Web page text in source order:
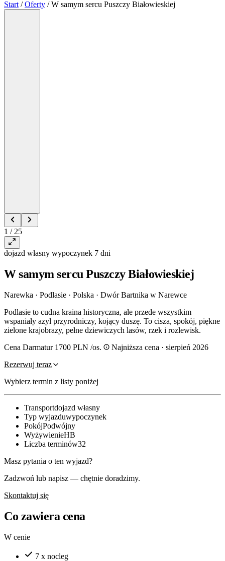
Start / Oferty / W samym sercu Puszczy Białowieskiej
1 / 25
dojazd własny wypoczynek 7 dni
W samym sercu Puszczy Białowieskiej
Narewka · Podlasie · Polska · Dwór Bartnika w Narewce
Podlasie to cudna kraina historyczna, ale przede wszystkim
wspaniały azyl przyrodniczy, kojący duszę. To cisza, spokój, piękne
zielone krajobrazy, pełne dziewiczych lasów, rzek i rozlewisk.
Cena Darmatur 1700 PLN /os.
Najniższa cena · sierpień 2026
Rezerwuj teraz
Wybierz termin z listy poniżej
Transportdojazd własny
Typ wyjazduwypoczynek
PokójPodwójny
WyżywienieHB
Liczba terminów32
Masz pytania o ten wyjazd?
Zadzwoń lub napisz — chętnie doradzimy.
Skontaktuj się
Co zawiera cena
W cenie
7 x nocleg